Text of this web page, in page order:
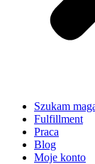
Szukam
Fulfillment
Praca
Blog
Moje konto